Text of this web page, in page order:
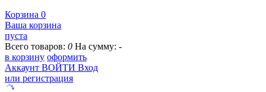
Корзина 0
Ваша корзина
пуста
Всего товаров: 0 На сумму: -
в корзину оформить
Аккаунт ВОЙТИ Вход
или регистрация